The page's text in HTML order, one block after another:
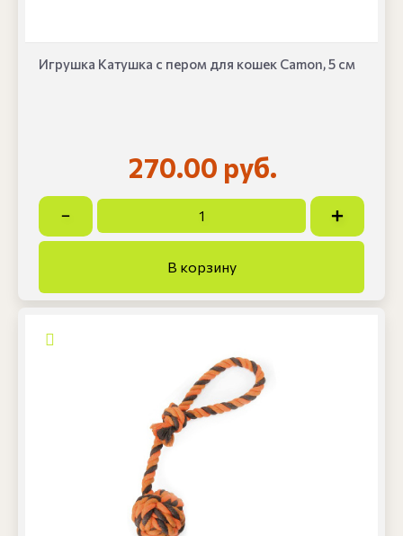
Игрушка Катушка с пером для кошек Camon, 5 см
270.00 руб.